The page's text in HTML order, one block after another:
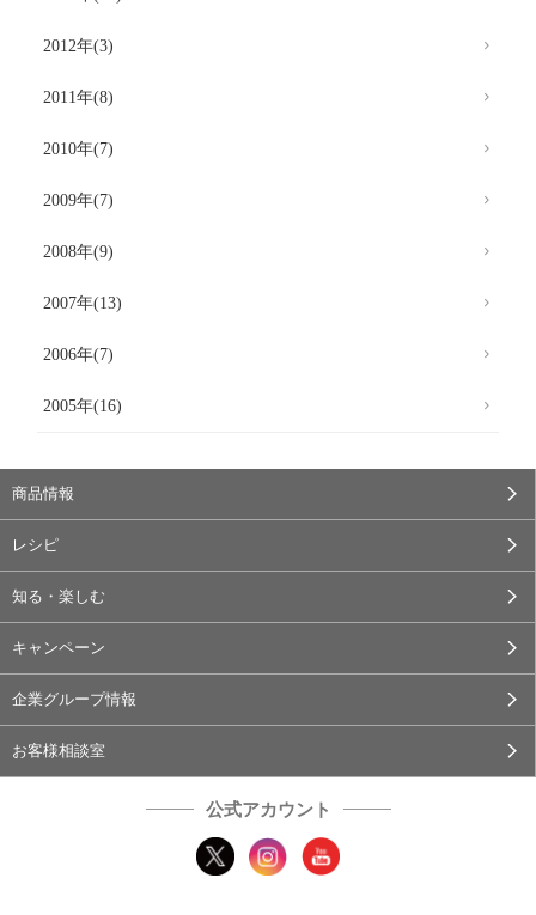
2012年(3)
2011年(8)
2010年(7)
2009年(7)
2008年(9)
2007年(13)
2006年(7)
2005年(16)
商品情報
レシピ
知る・楽しむ
キャンペーン
企業グループ情報
お客様相談室
公式アカウント